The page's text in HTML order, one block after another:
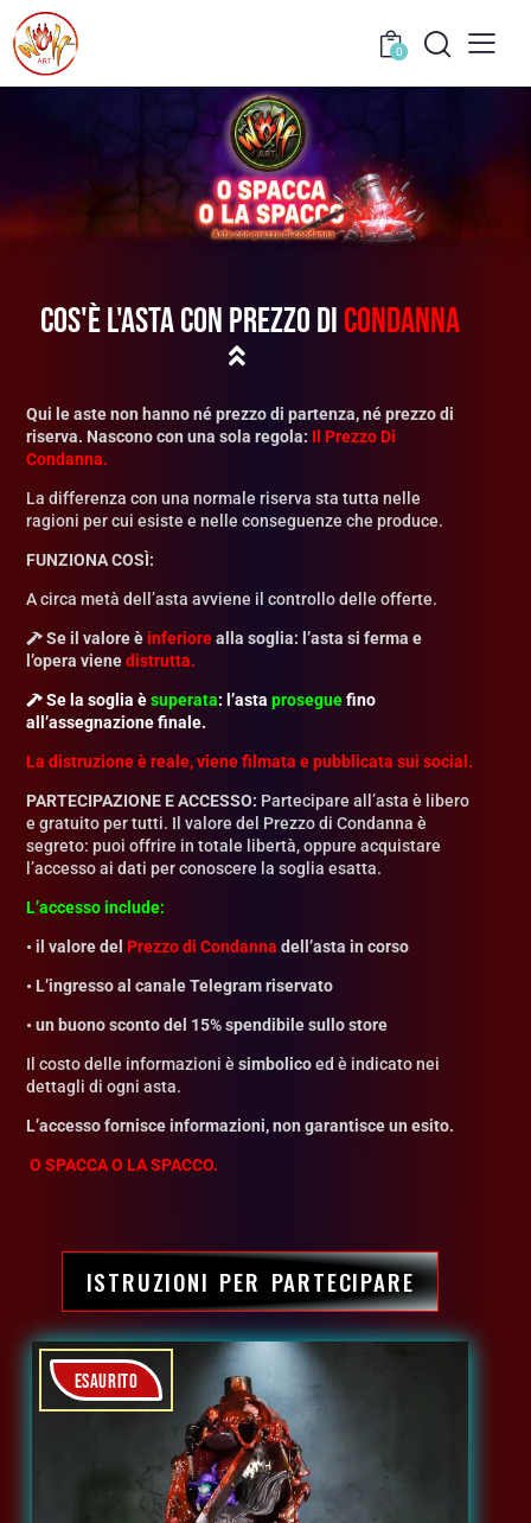
0
COS'è L'ASTA CON PREZZO DICONDANNA
Qui le aste non hanno né prezzo di partenza,né prezzo di
riserva. Nascono con una sola regola: Il Prezzo Di
Condanna.
La differenza con una normale riserva sta tutta nelle
ragioni per cui esiste e nelle conseguenze che produce.
FUNZIONA COSÌ:
A circa metà dell’asta avviene il controllo delle offerte.
Se il valore èinferiorealla soglia: l’asta si ferma e
l’opera vienedistrutta.
Se la soglia èsuperata: l’asta proseguefino
all’assegnazione finale.
La distruzioneè reale,viene filmata e pubblicata sui social.
PARTECIPAZIONE E ACCESSO: Partecipare all’asta è libero
e gratuito per tutti. Il valore del Prezzo di Condanna è
segreto: puoi offrire in totale libertà, oppure acquistare
l’accesso ai dati per conoscere la soglia esatta.
L’accesso include:
• il valore del Prezzo di Condanna dell’asta in corso
• L’ingresso al canale Telegram riservato
• un buono sconto del 15% spendibile sullo store
Il costo delle informazioni è simbolicoed è indicato nei
dettagli di ogni asta.
L’accesso fornisce informazioni, non garantisce un esito.
O SPACCAO LA SPACCO.
ISTRUZIONI PER PARTECIPARE
ESAURITO